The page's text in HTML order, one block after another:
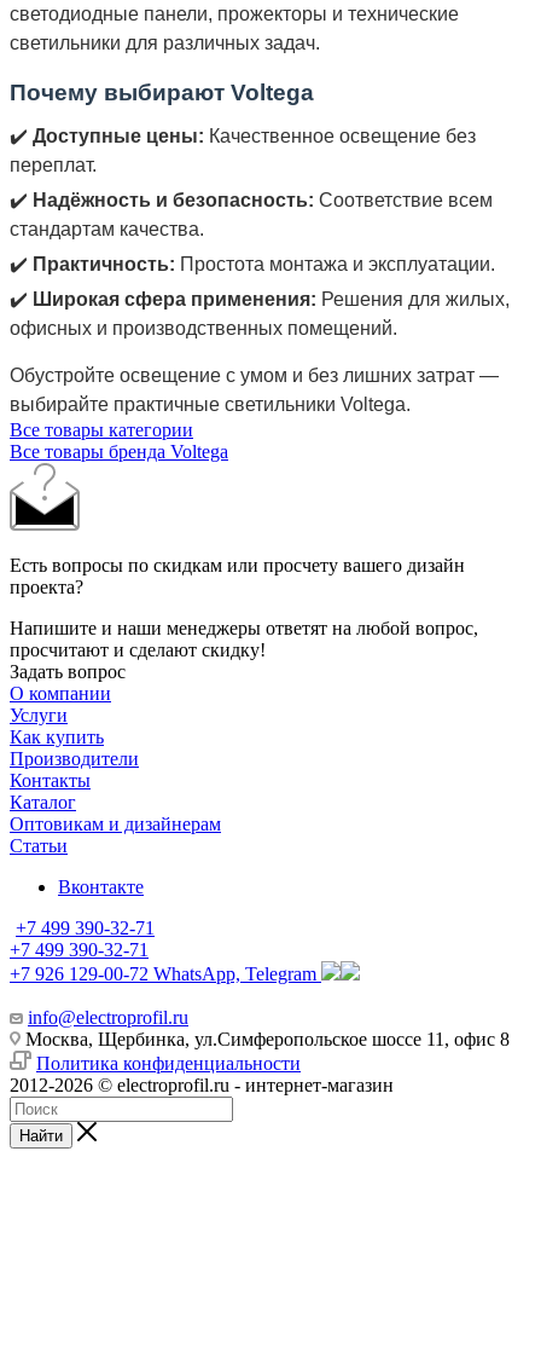
светодиодные панели, прожекторы и технические
светильники для различных задач.
Почему выбирают Voltega
✔️ Доступные цены: Качественное освещение без
переплат.
✔️ Надёжность и безопасность: Соответствие всем
стандартам качества.
✔️ Практичность: Простота монтажа и эксплуатации.
✔️ Широкая сфера применения: Решения для жилых,
офисных и производственных помещений.
Обустройте освещение с умом и без лишних затрат —
выбирайте практичные светильники Voltega.
Все товары категории
Все товары бренда Voltega
Есть вопросы по скидкам или просчету вашего дизайн
проекта?
Напишите и наши менеджеры ответят на любой вопрос,
просчитают и сделают скидку!
Задать вопрос
О компании
Услуги
Как купить
Производители
Контакты
Каталог
Оптовикам и дизайнерам
Статьи
Вконтакте
+7 499 390-32-71
+7 499 390-32-71
+7 926 129-00-72 WhatsApp, Telegram
info@electroprofil.ru
Москва, Щербинка, ул.Симферопольское шоссе 11, офис 8
Политика конфиденциальности
2012-2026 © electroprofil.ru - интернет-магазин
Найти